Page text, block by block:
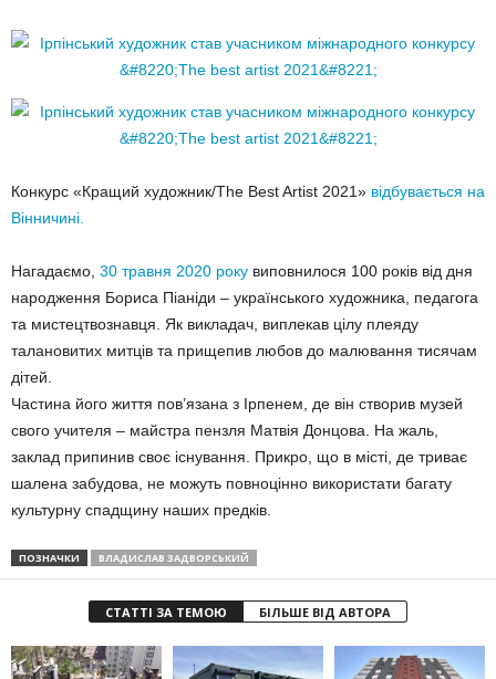
Конкурс «Кращий художник/The Best Artist 2021» відбувається на
Вінничині.
Нагадаємо, 30 травня 2020 року виповнилося 100 років від дня
народження Бориса Піаніди – українського художника, педагога
та мистецтвознавця. Як викладач, виплекав цілу плеяду
талановитих митців та прищепив любов до малювання тисячам
дітей.
Частина його життя пов’язана з Ірпенем, де він створив музей
свого учителя – майстра пензля Матвія Донцова. На жаль,
заклад припинив своє існування. Прикро, що в місті, де триває
шалена забудова, не можуть повноцінно використати багату
культурну спадщину наших предків.
ПОЗНАЧКИ ВЛАДИСЛАВ ЗАДВОРСЬКИЙ
СТАТТІ ЗА ТЕМОЮ БІЛЬШЕ ВІД АВТОРА